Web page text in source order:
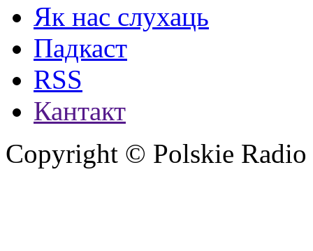
Як нас слухаць
Падкаст
RSS
Кантакт
Copyright © Polskie